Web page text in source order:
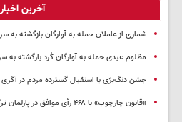
آخرین اخبار
شماری از عاملان حمله به آوارگان بازگشته به
مظلوم عبدی حمله به آوارگان کُرد بازگشته به
جشن دنگ‌بژی با استقبال گسترده مردم در آگری
«قانون چارچوب» با ۴۶۸ رأی موافق در پارلمان ترکیه تصویب شد